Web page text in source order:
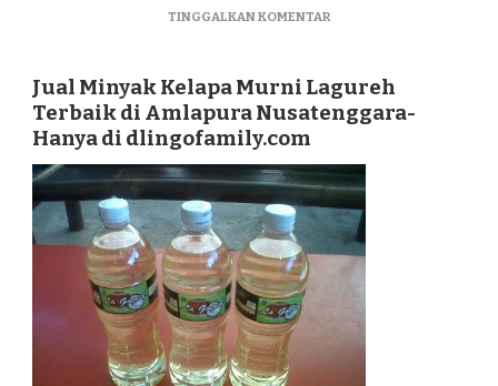
TINGGALKAN KOMENTARPADA
MURNI
LAGUREH
DI
AMLAPURA
NUSATENGGARA
Jual Minyak Kelapa Murni Lagureh
Terbaik di Amlapura Nusatenggara-
Hanya di dlingofamily.com